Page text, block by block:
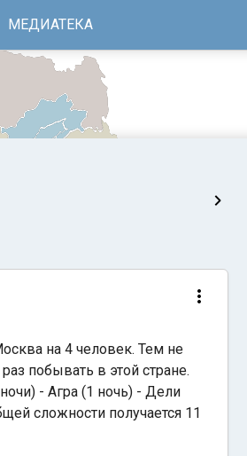
МЕДИАТЕКА
на 4 человек. Тем не
побывать в этой стране.
- Агра (1 ночь) - Дели
сложности получается 11